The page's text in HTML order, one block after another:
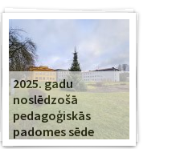
2025. gadu
noslēdzošā
pedagoģiskās
padomes sēde